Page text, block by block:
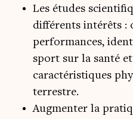
Les études
différents intérêts :
performances,
sport sur la santé
caractéristiques
terrestre.
Augmenter la